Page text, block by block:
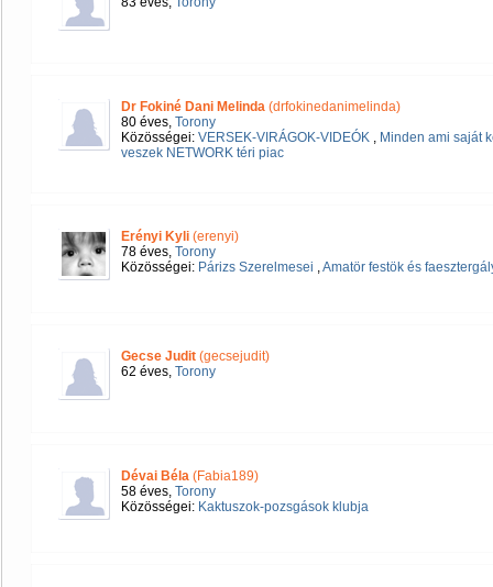
Dr Fokiné Dani Melinda (drfokinedanimelinda)
80 éves, Torony
Közösségei: VERSEK-VIRÁGOK-VIDEÓK , Minden ami saját
veszek NETWORK téri piac
Erényi Kyli (erenyi)
78 éves, Torony
Közösségei: Párizs Szerelmesei ,Amatör festök és
Gecse Judit (gecsejudit)
62 éves, Torony
Dévai Béla (Fabia189)
58 éves, Torony
Közösségei: Kaktuszok-pozsgások klubja